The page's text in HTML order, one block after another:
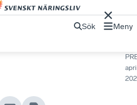
Sök Meny